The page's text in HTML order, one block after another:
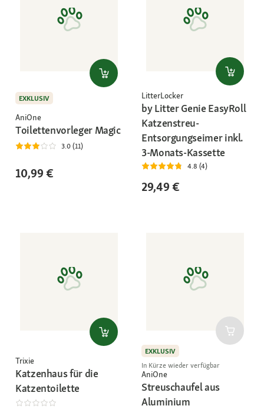
EXKLUSIV
AniOne
Toilettenvorleger Magic
3.0 (11)
10,99 €
LitterLocker
by Litter Genie EasyRoll
Katzenstreu-
Entsorgungseimer inkl.
3-Monats-Kassette
4.8 (4)
29,49 €
Trixie
Katzenhaus für die
Katzentoilette
EXKLUSIV
In Kürze wieder verfügbar
AniOne
Streuschaufel aus
Aluminium